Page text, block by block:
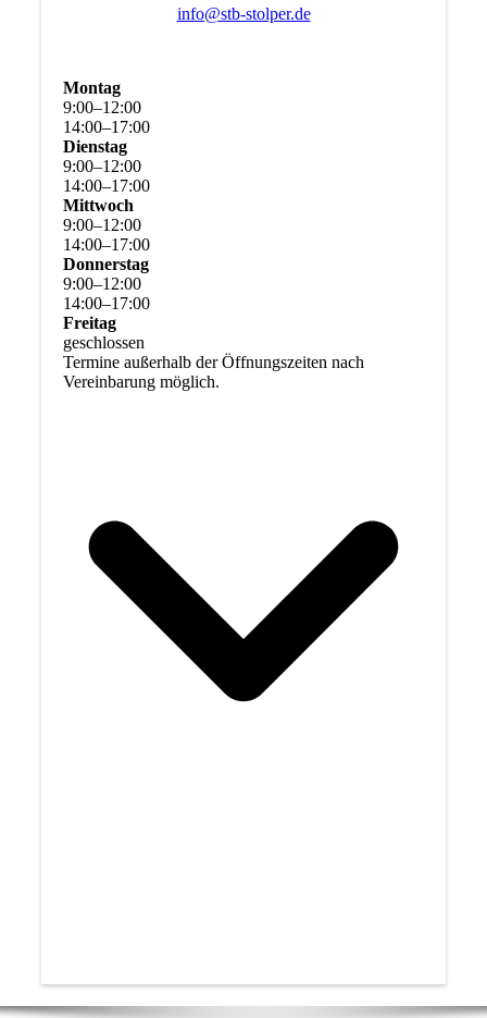
info@stb-stolper.de
Montag
9:00–12:00
14:00–17:00
Dienstag
9:00–12:00
14:00–17:00
Mittwoch
9:00–12:00
14:00–17:00
Donnerstag
9:00–12:00
14:00–17:00
Freitag
geschlossen
Termine außerhalb der Öffnungszeiten nach
Vereinbarung möglich.